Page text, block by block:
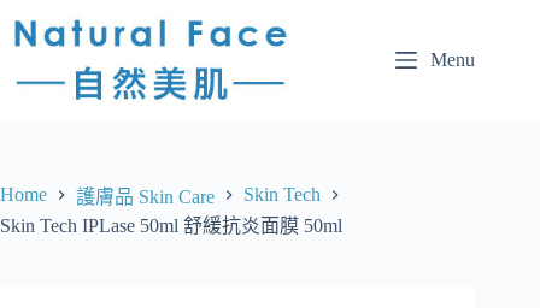
Menu
Home 護膚品 Skin Care
Skin Tech
Skin Tech IPLase 50ml 舒緩抗炎面膜 50ml